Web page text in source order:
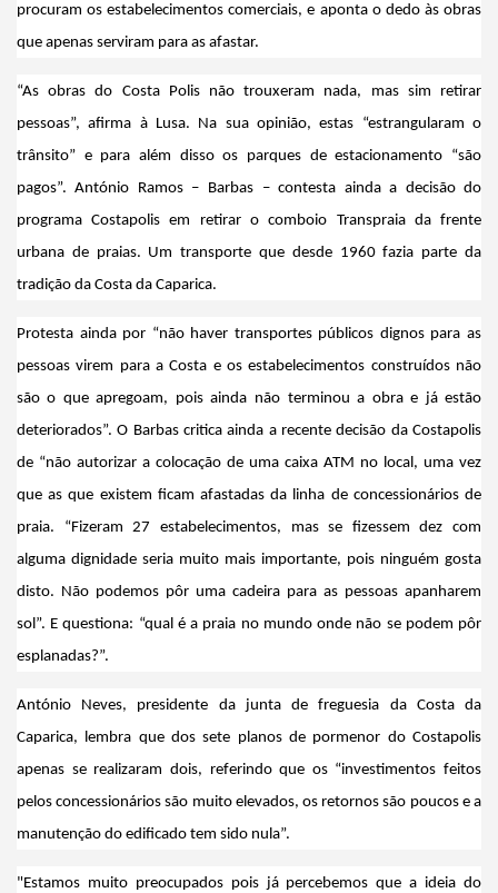
procuram os estabelecimentos comerciais, e aponta o dedo às obras
que apenas serviram para as afastar.
“As obras do Costa Polis não trouxeram nada, mas sim retirar
pessoas”, afirma à Lusa. Na sua opinião, estas “estrangularam o
trânsito” e para além disso os parques de estacionamento “são
pagos”. António Ramos – Barbas – contesta ainda a decisão do
programa Costapolis em retirar o comboio Transpraia da frente
urbana de praias. Um transporte que desde 1960 fazia parte da
tradição da Costa da Caparica.
Protesta ainda por “não haver transportes públicos dignos para as
pessoas virem para a Costa e os estabelecimentos construídos não
são o que apregoam, pois ainda não terminou a obra e já estão
deteriorados”. O Barbas critica ainda a recente decisão da Costapolis
de “não autorizar a colocação de uma caixa ATM no local, uma vez
que as que existem ficam afastadas da linha de concessionários de
praia. “Fizeram 27 estabelecimentos, mas se fizessem dez com
alguma dignidade seria muito mais importante, pois ninguém gosta
disto. Não podemos pôr uma cadeira para as pessoas apanharem
sol”. E questiona: “qual é a praia no mundo onde não se podem pôr
esplanadas?”.
António Neves, presidente da junta de freguesia da Costa da
Caparica, lembra que dos sete planos de pormenor do Costapolis
apenas se realizaram dois, referindo que os “investimentos feitos
pelos concessionários são muito elevados, os retornos são poucos e a
manutenção do edificado tem sido nula”.
"Estamos muito preocupados pois já percebemos que a ideia do